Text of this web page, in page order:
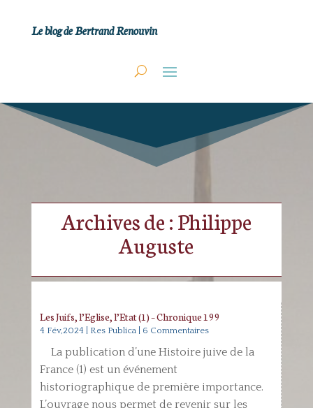
Le blog de Bertrand Renouvin
Archives de : Philippe
Auguste
Les Juifs, l’Eglise, l’Etat (1) – Chronique 199
4 Fév,2024 Res Publica| 6 Commentaires
La publication d’une Histoire juive de la
France (1) est un événement
historiographique de première importance.
L’ouvrage nous permet de revenir sur les